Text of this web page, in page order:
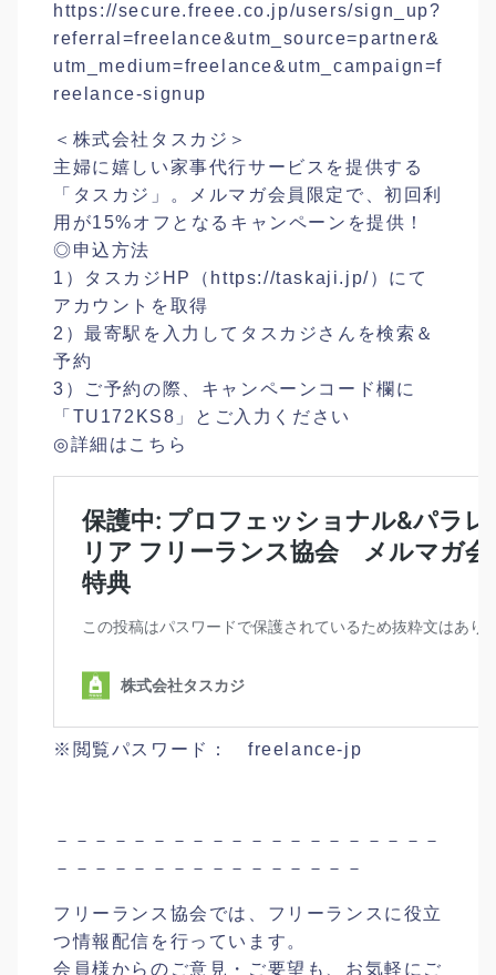
https://secure.freee.co.jp/users/sign_up?
referral=freelance&utm_source=partner&
utm_medium=freelance&utm_campaign=f
reelance-signup
＜株式会社タスカジ＞
主婦に嬉しい家事代行サービスを提供する
「タスカジ」。メルマガ会員限定で、初回利
用が15%オフとなるキャンペーンを提供！
◎申込方法
1）タスカジHP（https://taskaji.jp/）にて
アカウントを取得
2）最寄駅を入力してタスカジさんを検索＆
予約
3）ご予約の際、キャンペーンコード欄に
「TU172KS8」とご入力ください
◎詳細はこちら
※閲覧パスワード： freelance-jp
－－－－－－－－－－－－－－－－－－－－
－－－－－－－－－－－－－－－－
フリーランス協会では、フリーランスに役立
つ情報配信を行っています。
会員様からのご意見・ご要望も、お気軽にご